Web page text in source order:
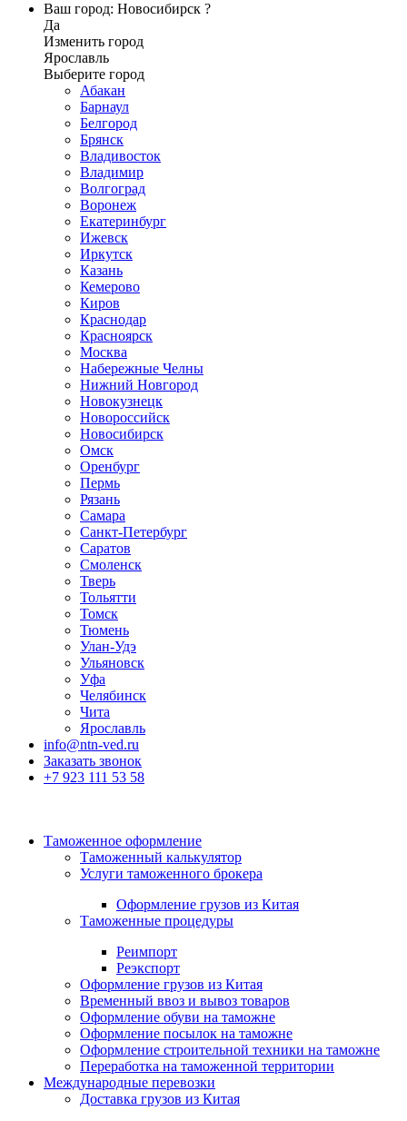
Ваш город: Новосибирск ?
Да
Изменить город
Ярославль
Выберите город
Абакан
Барнаул
Белгород
Брянск
Владивосток
Владимир
Волгоград
Воронеж
Екатеринбург
Ижевск
Иркутск
Казань
Кемерово
Киров
Краснодар
Красноярск
Москва
Набережные Челны
Нижний Новгород
Новокузнецк
Новороссийск
Новосибирск
Омск
Оренбург
Пермь
Рязань
Самара
Санкт-Петербург
Саратов
Смоленск
Тверь
Тольятти
Томск
Тюмень
Улан-Удэ
Ульяновск
Уфа
Челябинск
Чита
Ярославль
info@ntn-ved.ru
Заказать звонок
+7 923 111 53 58
Таможенное оформление
Таможенный калькулятор
Услуги таможенного брокера
Оформление грузов из Китая
Таможенные процедуры
Реимпорт
Реэкспорт
Оформление грузов из Китая
Временный ввоз и вывоз товаров
Оформление обуви на таможне
Оформление посылок на таможне
Оформление строительной техники на таможне
Переработка на таможенной территории
Международные перевозки
Доставка грузов из Китая